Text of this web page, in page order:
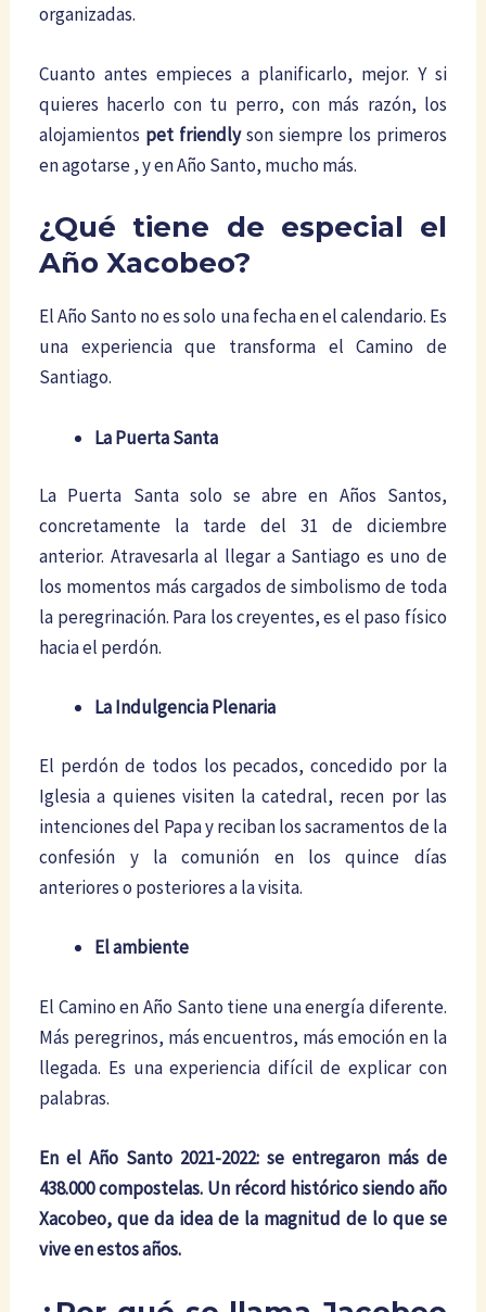
organizadas.
Cuanto antes empieces a planificarlo, mejor. Y si
quieres hacerlo con tu perro, con más razón, los
alojamientos pet friendlyson siempre los primeros
en agotarse , y en Año Santo, mucho más.
¿Qué tiene de especial el
Año Xacobeo?
El Año Santo no es solo una fecha en el calendario. Es
una experiencia que transforma el Camino de
Santiago.
La Puerta Santa
La Puerta Santa solo se abre en Años Santos,
concretamente la tarde del 31 de diciembre
anterior. Atravesarla al llegar a Santiago es uno de
los momentos más cargados de simbolismo de toda
la peregrinación. Para los creyentes, es el paso físico
hacia el perdón.
La Indulgencia Plenaria
El perdón de todos los pecados, concedido por la
Iglesia a quienes visiten la catedral, recen por las
intenciones del Papa y reciban los sacramentos de la
confesión y la comunión en los quince días
anteriores o posteriores a la visita.
El ambiente
El Camino en Año Santo tiene una energía diferente.
Más peregrinos, más encuentros, más emoción en la
llegada. Es una experiencia difícil de explicar con
palabras.
En el Año Santo 2021-2022: se entregaron más de
438.000 compostelas. Un récord histórico siendo año
Xacobeo, que da idea de la magnitud de lo que se
vive en estos años.